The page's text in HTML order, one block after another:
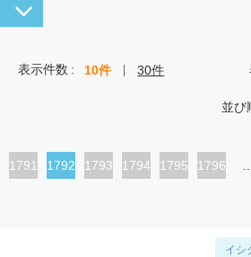
表示件数 10件 30件
並び
ペ
1791
カ
1792
ペ
1793
ペ
1794
ペ
1795
ペ
1796
イシ